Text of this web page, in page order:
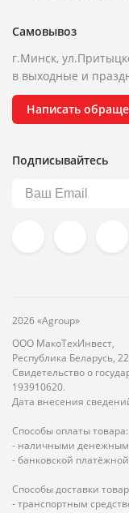
Самовывоз
г.Минск,
в выходные и
Написать
Подписывайтесь
2026 «Agroup»
ООО МакоТехИнвест,
Республика Беларусь,
Свидетельство о
193910620.
Дата внесения
Способы оплаты товара:
- наличными
- банковской
Способы доставки
- транспортным